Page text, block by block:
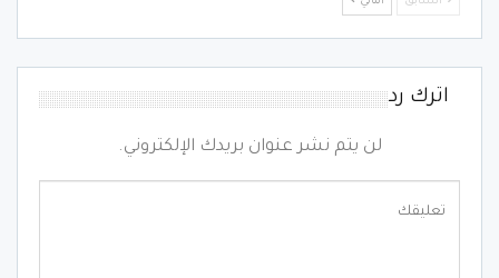
اترك رد
لن يتم نشر عنوان بريدك الإلكتروني.